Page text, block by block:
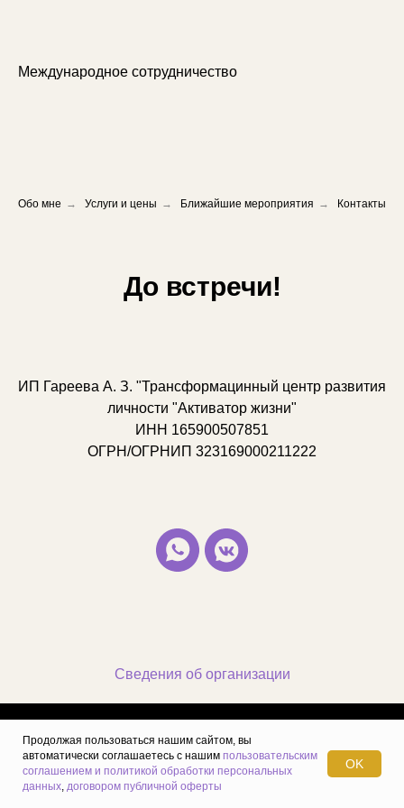
Международное сотрудничество
Обо мне → Услуги и цены → Ближайшие мероприятия → Контакты
До встречи!
ИП Гареева А. З. "Трансформацинный центр развития
личности "Активатор жизни"
ИНН 165900507851
ОГРН/ОГРНИП 323169000211222
Мы используемcookie-файлы,чтобы пользоваться
сайтом было удобно
OK
Продолжая пользоваться нашим сайтом, вы
автоматически соглашаетесь с нашим пользовательским
соглашением и политикой обработки персональных
данных, договором публичной оферты
OK
Сведения об организации
Made on Tilda